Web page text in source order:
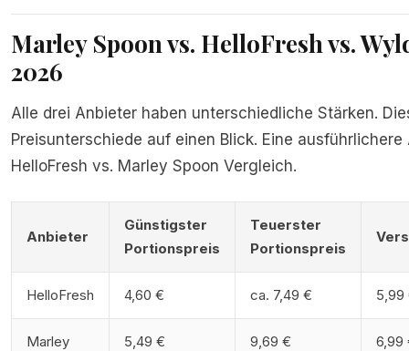
Marley Spoon vs. HelloFresh vs.
2026
Alle drei Anbieter haben unterschiedliche Stärken.
Preisunterschiede auf einen Blick. Eine
HelloFresh vs. Marley Spoon Vergleich.
Anbieter
Günstigster
Portionspreis
Teuerster
Portionspreis
HelloFresh 4,60 € ca. 7,49 € 5,99
Marley
5,49 € 9,69 € 6,99